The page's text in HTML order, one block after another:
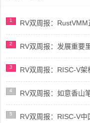
1 RV双周报：
2 RV双周报：发展重要
3 RV双周报：RISC-V
4 RV双周报：如意香山
5 RV双周报：RISC-V